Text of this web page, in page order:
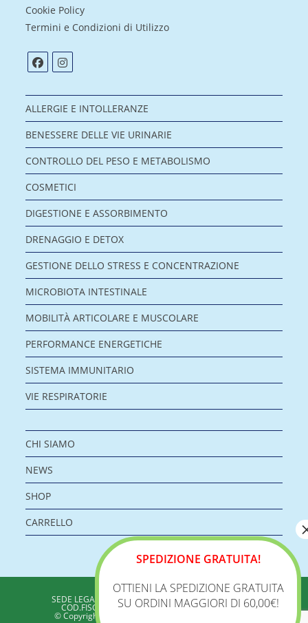
Cookie Policy
Termini e Condizioni di Utilizzo
ALLERGIE E INTOLLERANZE
BENESSERE DELLE VIE URINARIE
CONTROLLO DEL PESO E METABOLISMO
COSMETICI
DIGESTIONE E ASSORBIMENTO
DRENAGGIO E DETOX
GESTIONE DELLO STRESS E CONCENTRAZIONE
MICROBIOTA INTESTINALE
MOBILITÀ ARTICOLARE E MUSCOLARE
PERFORMANCE ENERGETICHE
SISTEMA IMMUNITARIO
VIE RESPIRATORIE
CHI SIAMO
NEWS
SHOP
CARRELLO
BIOLOGICA S.R.L.
SEDE LEGALE: VIA DELLA ZECCA 1 – 40100 BOLOGNA
COD.FISC./P.IVA: 04198960371 - REA: BO 353313
© Copyright 2020 - Biologica – Integratori Alimentari
SPEDIZIONE GRATUITA!
OTTIENI LA SPEDIZIONE GRATUITA
SU ORDINI MAGGIORI DI 60,00€!